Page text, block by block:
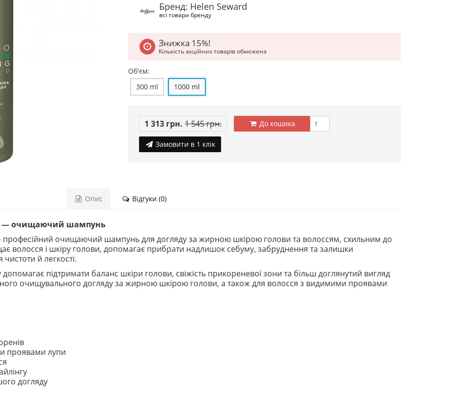
Бренд: Helen Seward
всі товари бренду
Знижка 15%!
Кількість акційних товарів обмежена
Об'єм:
300 ml
1000 ml
1 313 грн. 1 545 грн. До кошика
Замовити в 1 клік
Опис Відгуки (0)
— очищаючий шампунь
очищаючий шампунь для догляду за жирною шкірою голови та волоссям, схильним до
волосся і шкіру голови, допомагає прибрати надлишок себуму, забруднення та залишки
й легкості.
підтримати баланс шкіри голови, свіжість прикореневої зони та більш доглянутий вигляд
очищувального догляду за жирною шкірою голови, а також для волосся з видимими проявами
проявами лупи
догляду